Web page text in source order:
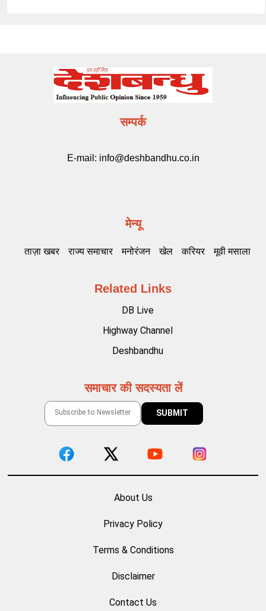
सम्पर्क
E-mail: info@deshbandhu.co.in
मेन्यू
ताज़ा खबर राज्य समाचार मनोरंजन खेल करियर मूवी मसाला
Related Links
DB Live
Highway Channel
Deshbandhu
समाचार की सदस्यता लें
About Us
Privacy Policy
Terms & Conditions
Disclaimer
Contact Us